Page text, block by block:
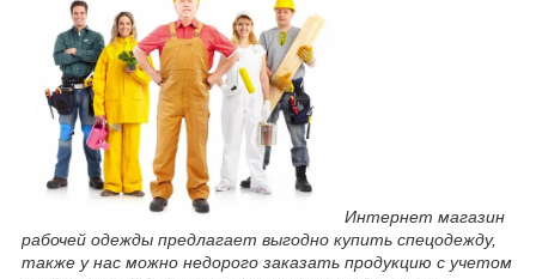
Интернет магазин
рабочей одежды предлагает выгодно купить спецодежду,
также у нас можно недорого заказать продукцию с учетом